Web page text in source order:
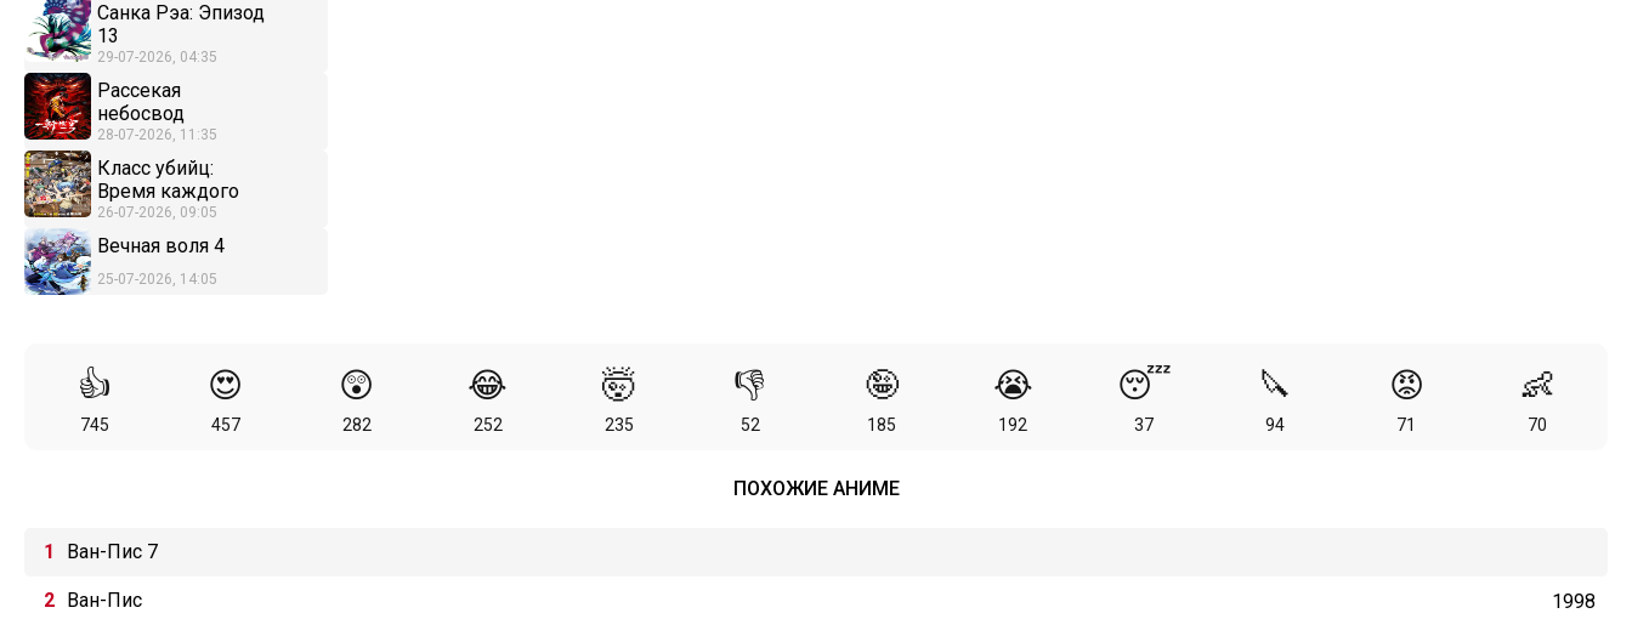
Санка Рэа: Эпизод
13
29-07-2026, 04:35
Рассекая
небосвод
28-07-2026, 11:35
Класс убийц:
Время каждого
26-07-2026, 09:05
Вечная воля 4
25-07-2026, 14:05
👍
745
😍
457
😲
282
😂
252
🤯
235
👎
52
🤪
185
😭
192
😴
37
🔪
94
😡
71
👶
70
ПОХОЖИЕ АНИМЕ
Ван-Пис 7
Ван-Пис 1998